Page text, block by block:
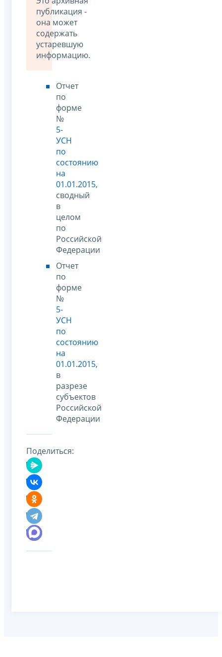
публикация -
она может
содержать
устаревшую
информацию.
Отчет
по
форме
№
5-
УСН
по
состоянию
на
01.01.2015,
сводный
в
целом
по
Российской
Федерации
Отчет
по
форме
№
5-
УСН
по
состоянию
на
01.01.2015,
в
разрезе
субъектов
Российской
Федерации
Поделиться: